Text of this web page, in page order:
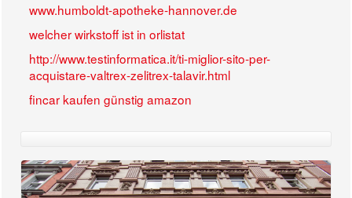
www.humboldt-apotheke-hannover.de
welcher wirkstoff ist in orlistat
http://www.testinformatica.it/ti-miglior-sito-per-
acquistare-valtrex-zelitrex-talavir.html
fincar kaufen günstig amazon